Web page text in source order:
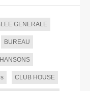
GENERALE
BUREAU
CLUB HOUSE